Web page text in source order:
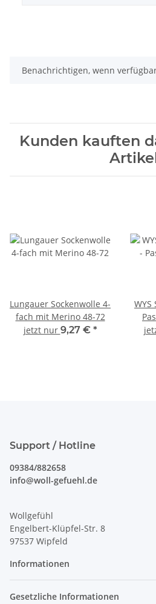
Benachrichtigen, wenn
Kunden kauften
Lungauer Sockenwolle 4-
fach mit Merino 48-72
jetzt nur 9,27 € *
Support / Hotline
09384/882658
info@woll-gefuehl.de
Wollgefühl
Engelbert-Klüpfel-Str. 8
97537 Wipfeld
Informationen
Gesetzliche Informationen